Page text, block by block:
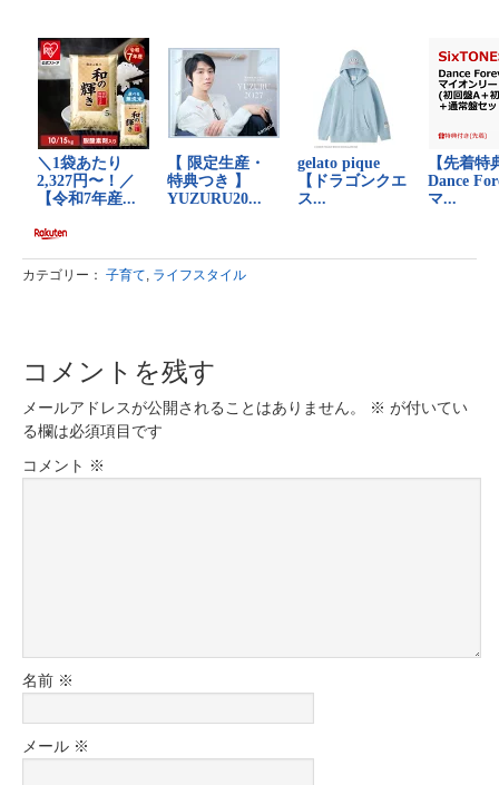
カテゴリー： 子育て ライフスタイル
コメントを残す
メールアドレスが公開されることはありません。 ※ が付いてい
る欄は必須項目です
コメント ※
名前 ※
メール ※